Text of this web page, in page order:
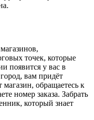
точек, которые
появится у вас в
вам придёт
обращаетесь к
номер заказа. Забрать
который знает